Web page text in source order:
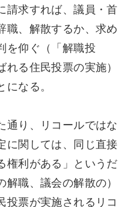
請求すれば、議員・首
職、解散するか、求め
を仰ぐ（「解職投
る住民投票の実施）
なる。
通り、リコールではな
に関しては、同じ直接
権利がある」というだ
職、議会の解散の）
投票が実施されるリコ